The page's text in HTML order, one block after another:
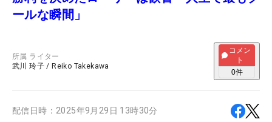
ールな瞬間」
所属 ライター
武川 玲子 / Reiko Takekawa
コメン
ト
0件
配信日時： 2025年9月29日 13時30分